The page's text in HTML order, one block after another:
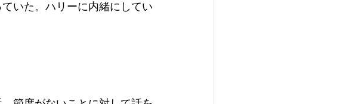
いた。ハリーに内緒にしてい